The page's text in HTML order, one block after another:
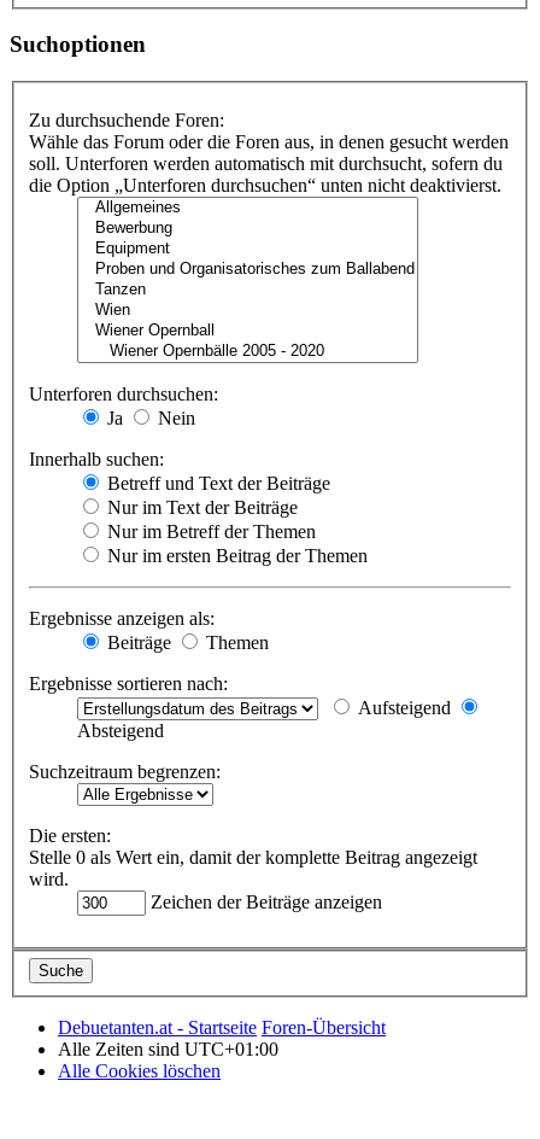
Suchoptionen
Zu durchsuchende Foren:
Wähle das Forum oder die Foren aus, in denen gesucht werden
soll. Unterforen werden automatisch mit durchsucht, sofern du
die Option „Unterforen durchsuchen“ unten nicht deaktivierst.
Unterforen durchsuchen:
Ja
Nein
Innerhalb suchen:
Betreff und Text der Beiträge
Nur im Text der Beiträge
Nur im Betreff der Themen
Nur im ersten Beitrag der Themen
Ergebnisse anzeigen als:
Beiträge
Themen
Ergebnisse sortieren nach:
Aufsteigend
Absteigend
Suchzeitraum begrenzen:
Die ersten:
Stelle 0 als Wert ein, damit der komplette Beitrag angezeigt
wird.
Zeichen der Beiträge anzeigen
Debuetanten.at - Startseite Foren-Übersicht
Alle Zeiten sind UTC+01:00
Alle Cookies löschen